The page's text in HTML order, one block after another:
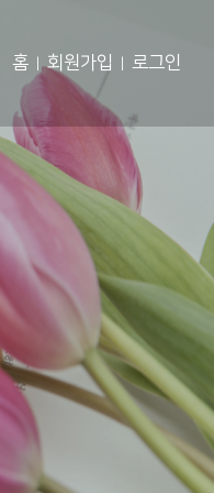
홈 회원가입 로그인